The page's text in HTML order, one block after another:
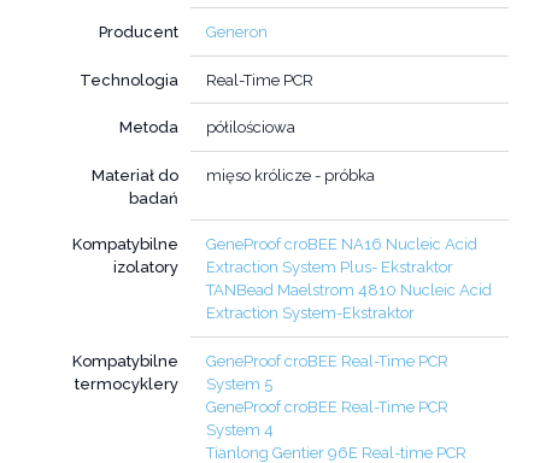
Producent Generon
Technologia Real-Time PCR
Metoda półilościowa
Materiał do
badań
mięso królicze - próbka
Kompatybilne
izolatory
GeneProof croBEE NA16 Nucleic Acid
Extraction System Plus- Ekstraktor
TANBead Maelstrom 4810 Nucleic Acid
Extraction System-Ekstraktor
Kompatybilne
termocyklery
GeneProof croBEE Real-Time PCR
System 5
GeneProof croBEE Real-Time PCR
System 4
Tianlong Gentier 96E Real-time PCR